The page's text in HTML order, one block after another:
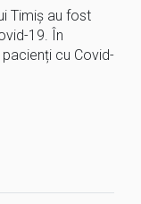
Timiș au fost
19. În
cu Covid-